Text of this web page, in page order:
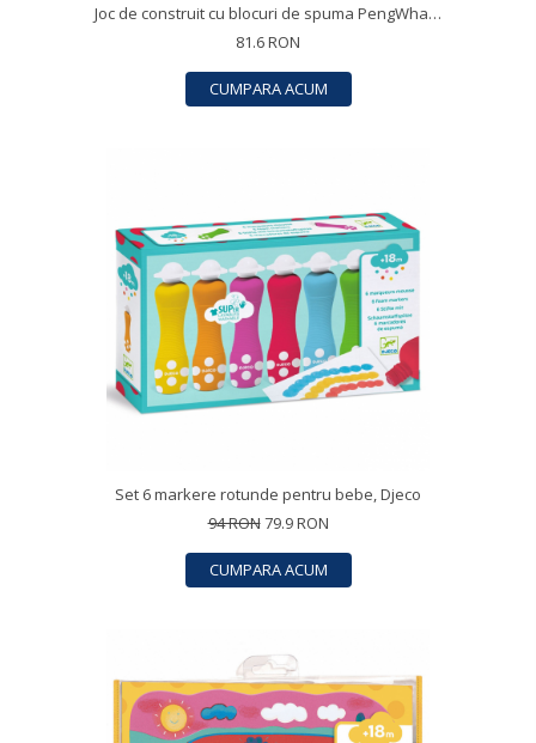
Joc de construit cu blocuri de spuma PengWhalOo, Bakoba
81.6 RON
CUMPARA ACUM
Set 6 markere rotunde pentru bebe, Djeco
94 RON79.9 RON
CUMPARA ACUM